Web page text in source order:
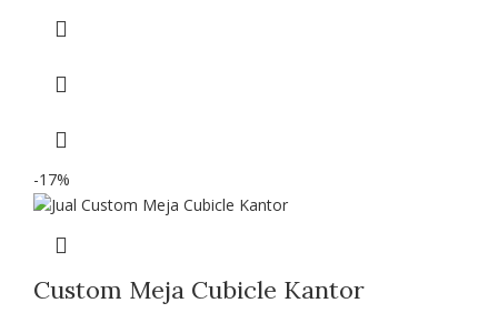
-17%
Custom Meja Cubicle Kantor